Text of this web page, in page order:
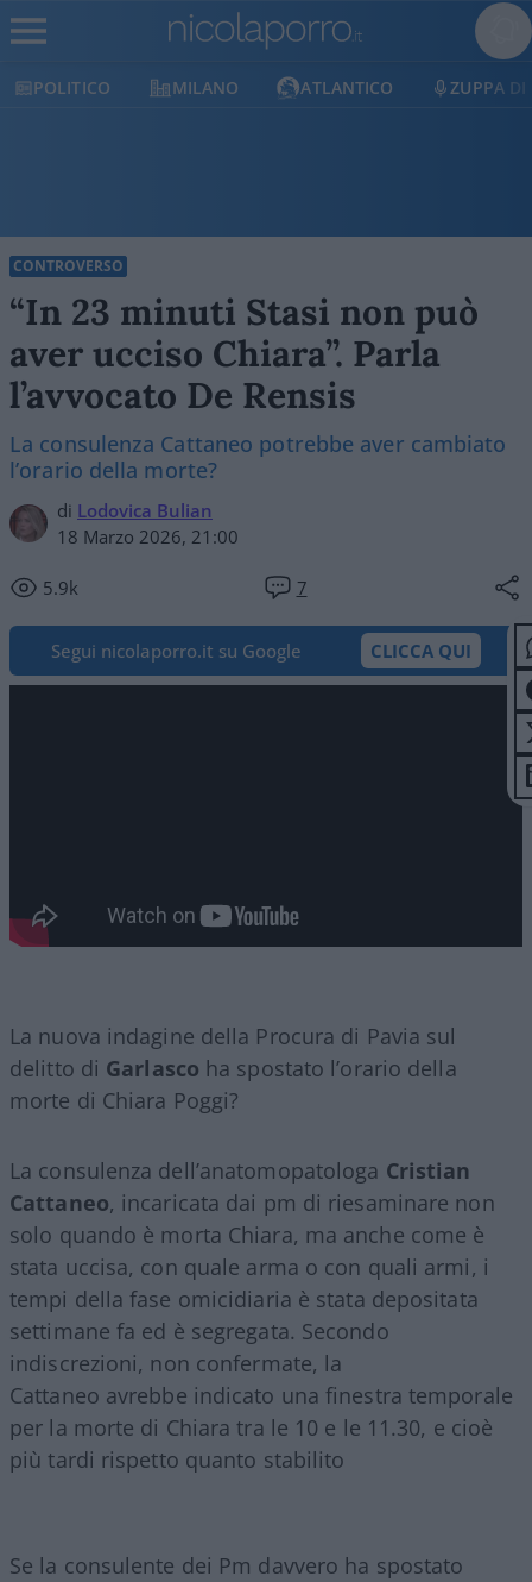
POLITICO MILANO ATLANTICO ZUPPA DI
CONTROVERSO
“In 23 minuti Stasi non può
aver ucciso Chiara”. Parla
l’avvocato De Rensis
La consulenza Cattaneo potrebbe aver cambiato
l’orario della morte?
di Lodovica Bulian
18 Marzo 2026, 21:00
5.9k 7
Segui nicolaporro.it su Google CLICCA QUI
La nuova indagine della Procura di Pavia sul
delitto di Garlasco ha spostato l’orario della
morte di Chiara Poggi?
La consulenza dell’anatomopatologa Cristian
Cattaneo, incaricata dai pm di riesaminare non
solo quando è morta Chiara, ma anche come è
stata uccisa, con quale arma o con quali armi, i
tempi della fase omicidiaria è stata depositata
settimane fa ed è segregata. Secondo
indiscrezioni, non confermate, la
Cattaneo avrebbe indicato una finestra temporale
per la morte di Chiara tra le 10 e le 11.30, e cioè
più tardi rispetto quanto stabilito
Se la consulente dei Pm davvero ha spostato